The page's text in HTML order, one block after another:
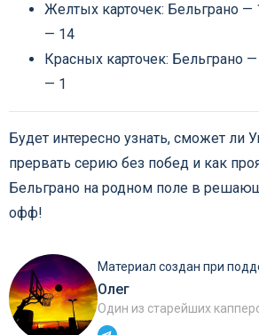
Желтых карточек: Бельграно —
— 14
Красных карточек: Бельграно
— 1
Будет интересно узнать, сможет ли
прервать серию без побед и как
Бельграно на родном поле в
офф!
Материал создан при
Олег
Один из старейших